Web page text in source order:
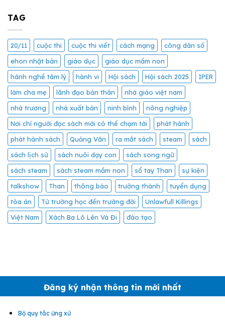
TAG
20/11 cuộc thi cuộc thi viết cách mạng
công dân số
ehon nhật bản
giáo dục
giáo dục mầm non
hành nghề tâm lý
hành vi Hội sách Hội sách 2025
IPER
làm cha mẹ
lãnh đạo bản thân
nhà giáo việt nam
nhà trương
nhà xuất bản ninh bình
nông nghiệp
Nơi chỉ người đọc sách mới có thể chạm tới
phát hành
phát hành sách
Quảng Văn ra mắt sách steam
sách
sách lịch sử
sách nuôi dạy con
sách song ngữ
sách steam
sách steam mầm non sổ tay Than
sự kiện
talkshow
Than thông báo trưởng thành
tuyển dụng
tòa án
Từ trường học đến trường đời
Unlawfull Killings
Việt Nam
Xách Ba Lô Lên Và Đi đào tạo
Đăng ký nhận thông tin mới nhất
Bộ quy tắc ứng xử